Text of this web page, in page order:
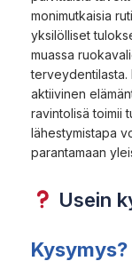
monimutkaisia
yksilölliset
muassa
terveydentilasta.
aktiivinen
ravintolisä toimii
lähestymistapa
parantamaan
Usein
Kysymys?